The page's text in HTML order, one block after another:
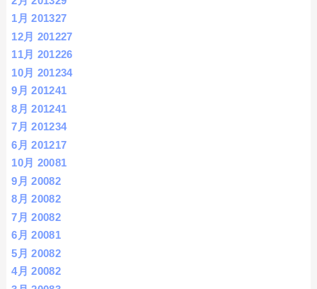
1月 201327
12月 201227
11月 201226
10月 201234
9月 201241
8月 201241
7月 201234
6月 201217
10月 20081
9月 20082
8月 20082
7月 20082
6月 20081
5月 20082
4月 20082